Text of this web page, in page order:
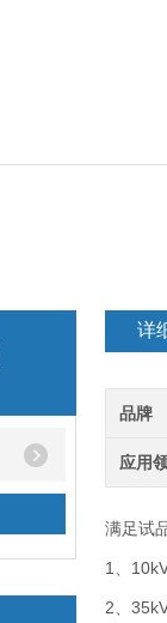
详
品牌
应用
满足试
1、
2、